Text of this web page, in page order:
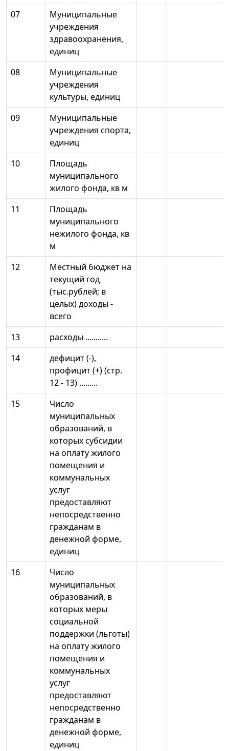
07
Муниципальные
учреждения
здравоохранения,
единиц
08
Муниципальные
учреждения
культуры, единиц
09
Муниципальные
учреждения спорта,
единиц
10
Площадь
муниципального
жилого фонда, кв м
11
Площадь
муниципального
нежилого фонда, кв
м
12
Местный бюджет на
текущий год
(тыс.рублей; в
целых) доходы -
всего
13
расходы ...........
14
дефицит (-),
профицит (+) (стр.
12 - 13) .........
15
Число
муниципальных
образований, в
которых субсидии
на оплату жилого
помещения и
коммунальных
услуг
предоставляют
непосредственно
гражданам в
денежной форме,
единиц
16
Число
муниципальных
образований, в
которых меры
социальной
поддержки (льготы)
на оплату жилого
помещения и
коммунальных
услуг
предоставляют
непосредственно
гражданам в
денежной форме,
единиц